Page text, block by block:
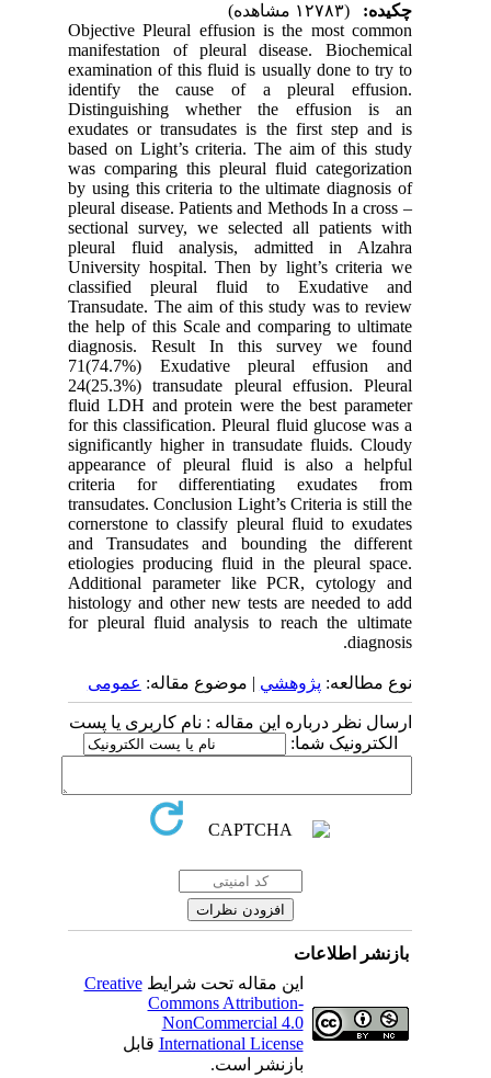
چکیده:
Objective Pleural effusion is the most common
manifestation of pleural disease. Biochemical
examination of this fluid is usually done to try to
identify the cause of a pleural effusion.
Distinguishing whether the effusion is an
exudates or transudates is the first step and is
based on Light’s criteria. The aim of this study
was comparing this pleural fluid categorization
by using this criteria to the ultimate diagnosis of
pleural disease. Patients and Methods In a cross –
sectional survey, we selected all patients with
pleural fluid analysis, admitted in Alzahra
University hospital. Then by light’s criteria we
classified pleural fluid to Exudative and
Transudate. The aim of this study was to review
the help of this Scale and comparing to ultimate
diagnosis. Result In this survey we found
71(74.7%) Exudative pleural effusion and
24(25.3%) transudate pleural effusion. Pleural
fluid LDH and protein were the best parameter
for this classification. Pleural fluid glucose was a
significantly higher in transudate fluids. Cloudy
appearance of pleural fluid is also a helpful
criteria for differentiating exudates from
transudates. Conclusion Light’s Criteria is still the
cornerstone to classify pleural fluid to exudates
and Transudates and bounding the different
etiologies producing fluid in the pleural space.
Additional parameter like PCR, cytology and
histology and other new tests are needed to add
for pleural fluid analysis to reach the ultimate
diagnosis.
نوع مطالعه:پژوهشي| موضوع مقاله:عمومى
ارسال نظر درباره این مقاله : نام کاربری یا پست
الکترونیک شما:
بازنشر اطلاعات
این مقاله تحت شرایطCreative
Commons Attribution-
NonCommercial 4.0
International Licenseقابل
بازنشر است.